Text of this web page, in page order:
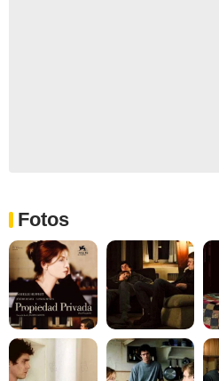
Fotos